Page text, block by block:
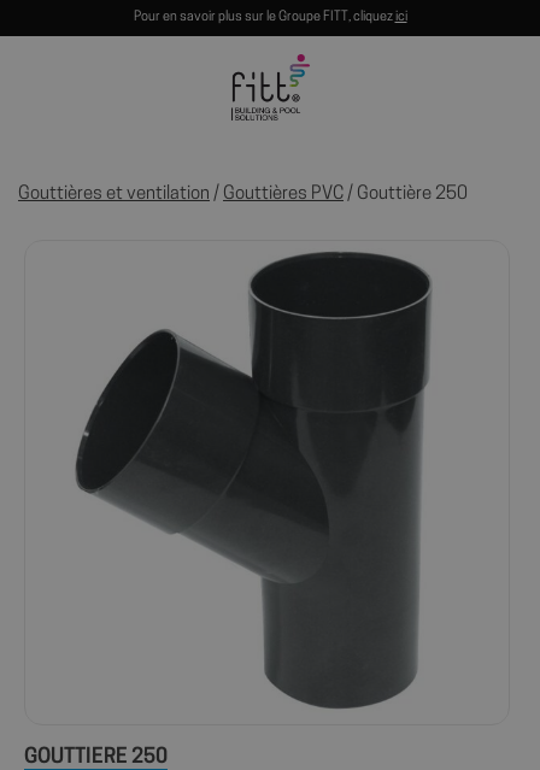
Pour en savoir plus sur le Groupe FITT, cliquezici
Gouttières et ventilation / Gouttières PVC / Gouttière 250
GOUTTIÈRE 250